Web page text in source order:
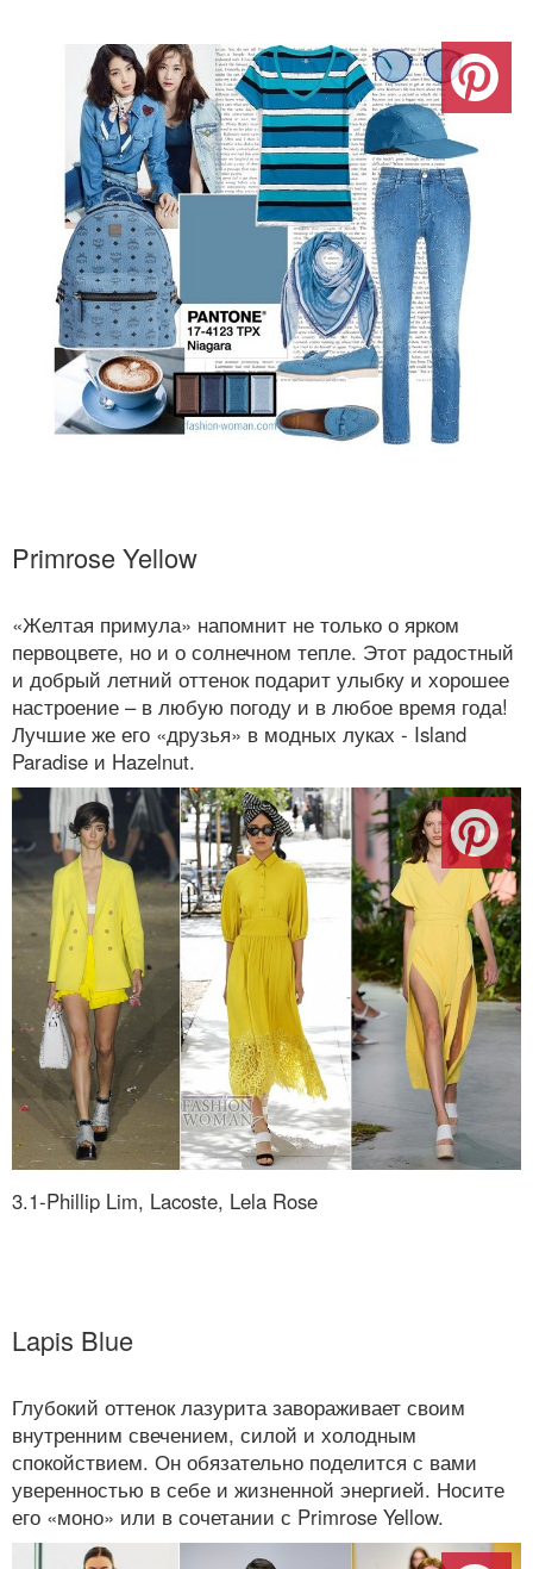
Primrose Yellow
«Желтая примула» напомнит не только о ярком
первоцвете, но и о солнечном тепле. Этот радостный
и добрый летний оттенок подарит улыбку и хорошее
настроение – в любую погоду и в любое время года!
Лучшие же его «друзья» в модных луках - Island
Paradise и Hazelnut.
3.1-Phillip Lim, Lacoste, Lela Rose
Lapis Blue
Глубокий оттенок лазурита завораживает своим
внутренним свечением, силой и холодным
спокойствием. Он обязательно поделится с вами
уверенностью в себе и жизненной энергией. Носите
его «моно» или в сочетании с Primrose Yellow.